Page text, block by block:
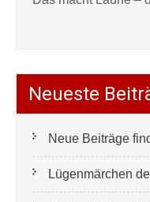
Neueste
Neue Beiträge
Lügenmärchen